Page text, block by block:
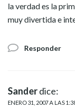
la verdad es la
muy divertida e
Responder
Sanderdice:
ENERO 31, 2007 A LAS